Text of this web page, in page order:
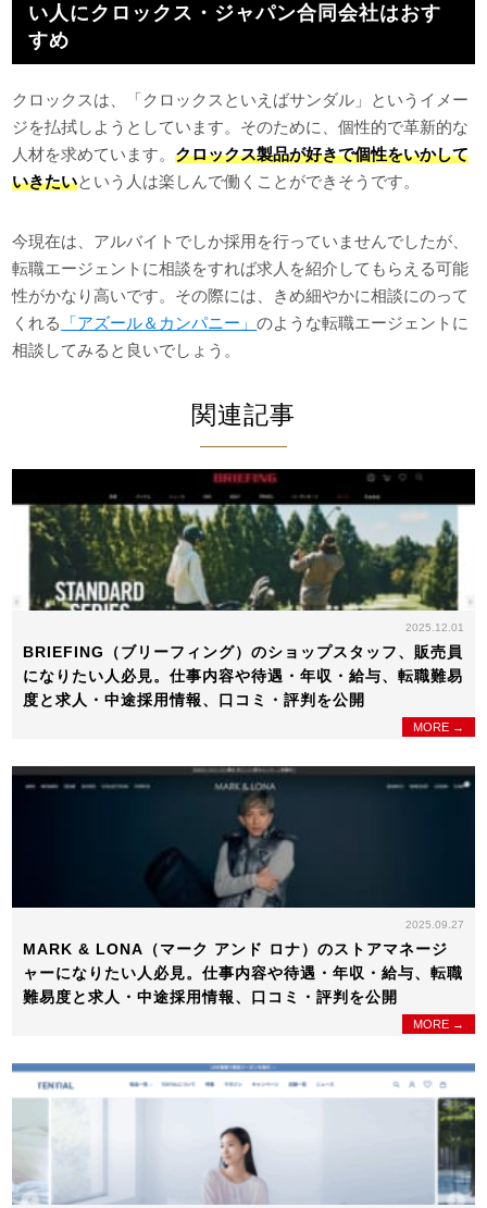
い人にクロックス・ジャパン合同会社はおす
すめ
クロックスは、「クロックスといえばサンダル」というイメー
ジを払拭しようとしています。そのために、個性的で革新的な
人材を求めています。クロックス製品が好きで個性をいかして
いきたいという人は楽しんで働くことができそうです。
今現在は、アルバイトでしか採用を行っていませんでしたが、
転職エージェントに相談をすれば求人を紹介してもらえる可能
性がかなり高いです。その際には、きめ細やかに相談にのって
くれる
「アズール＆カンパニー」のような転職エージェントに
相談してみると良いでしょう。
関連記事
2025.12.01
BRIEFING（ブリーフィング）のショップスタッフ、販売員
になりたい人必見。仕事内容や待遇・年収・給与、転職難易
度と求人・中途採用情報、口コミ・評判を公開
MORE →
2025.09.27
MARK & LONA（マーク アンド ロナ）のストアマネージ
ャーになりたい人必見。仕事内容や待遇・年収・給与、転職
難易度と求人・中途採用情報、口コミ・評判を公開
MORE →